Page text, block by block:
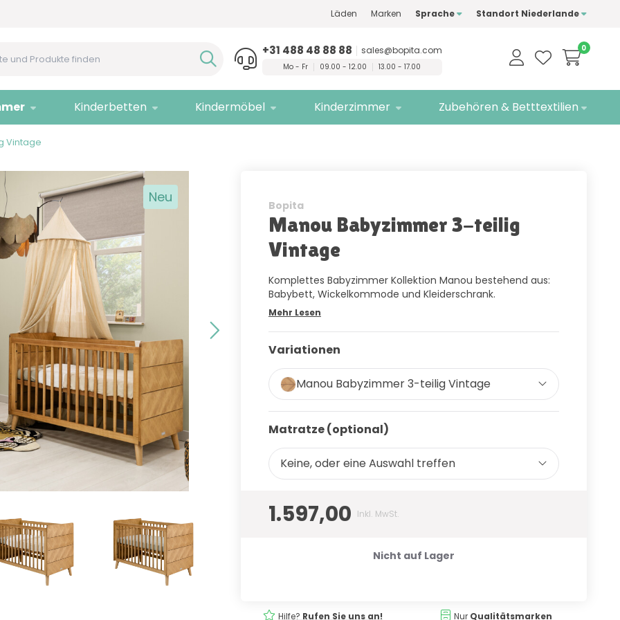
Qualitätsmarken KostenloseLieferung
Läden Marken Sprache Standort Niederlande
0
+31 488 48 88 88 sales@bopita.com
Mo - Fr 09.00 - 12.00 13.00 - 17.00
Kinderbetten Kindermöbel Kinderzimmer Zubehören & Betttextilien
Vintage
Neu Bopita
Manou Babyzimmer 3-teilig
Vintage
Komplettes Babyzimmer Kollektion Manou bestehend aus:
Babybett, Wickelkommode und Kleiderschrank.
Mehr Lesen
Variationen
Manou Babyzimmer 3-teilig Vintage
Matratze (optional)
Keine, oder eine Auswahl treffen
1.597,00 Inkl. MwSt.
Nicht auf Lager
Hilfe? Rufen Sie uns an! Nur Qualitätsmarken